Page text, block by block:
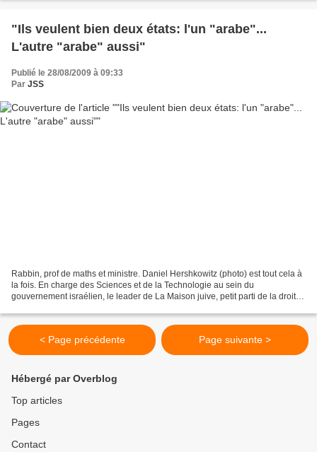
"Ils veulent bien deux états: l'un "arabe"...
L'autre "arabe" aussi"
Publié le 28/08/2009 à 09:33
Par JSS
Rabbin, prof de maths et ministre. Daniel Hershkowitz (photo) est tout cela à
la fois. En charge des Sciences et de la Technologie au sein du
gouvernement israélien, le leader de La Maison juive, petit parti de la droite
< Page précédente Page suivante >
Hébergé par Overblog
Top articles
Pages
Contact